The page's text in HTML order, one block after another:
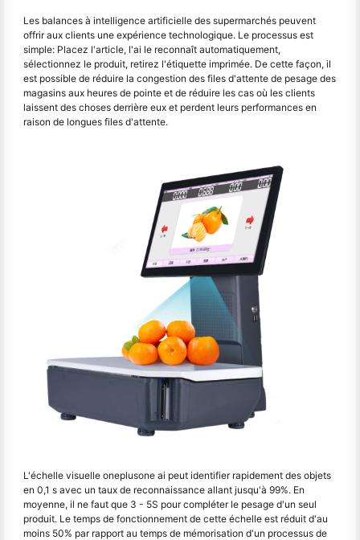
Les balances à intelligence artificielle des supermarchés peuvent
offrir aux clients une expérience technologique. Le processus est
simple: Placez l'article, l'ai le reconnaît automatiquement,
sélectionnez le produit, retirez l'étiquette imprimée. De cette façon, il
est possible de réduire la congestion des files d'attente de pesage des
magasins aux heures de pointe et de réduire les cas où les clients
laissent des choses derrière eux et perdent leurs performances en
raison de longues files d'attente.
L'échelle visuelle oneplusone ai peut identifier rapidement des objets
en 0,1 s avec un taux de reconnaissance allant jusqu'à 99%. En
moyenne, il ne faut que 3 - 5S pour compléter le pesage d'un seul
produit. Le temps de fonctionnement de cette échelle est réduit d'au
moins 50% par rapport au temps de mémorisation d'un processus de